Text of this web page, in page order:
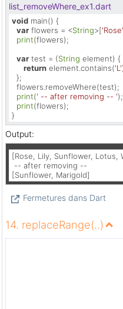
list_removeWhere_ex1.dart
void main() {
var flowers = <String>['Rose'
print(flowers);
var test = (String element) {
return element.contains('L'
  };
  flowers.removeWhere(test);
print(' -- after removing -- ');
print(flowers);
}
Output:
[Rose, Lily, Sunflower, Lotus,
-- after removing --
[Sunflower, Marigold]
Fermetures dans Dart
14. replaceRange(..)